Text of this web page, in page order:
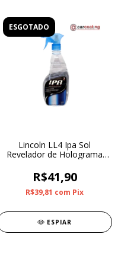
ESGOTADO
Lincoln LL4 Ipa Sol
Revelador de Holograma
R$41,90
R$39,81 com Pix
ESPIAR